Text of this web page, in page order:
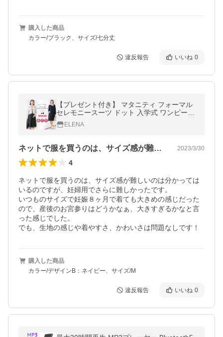
購入した商品
カラー/ブラック、サイズ/七分丈
違反報告 いいね 0
【プレゼント付き】 マタニティ フォーマル
セレモニースーツ ドット 入学式 ワンピース
ママスーツ 洗える 産前 産後 臨月 授乳口 試
着チケット対象 爆買
ELENA
ネットで服を買うのは、サイズ感が難しい… 2023/3/30
4
ネットで服を買うのは、サイズ感が難しいのは分かっては
いるのですが、妊婦用でさらに難しかったです。
いつものサイズで妊娠８ヶ月で着ても大きめの感じだった
ので、産後のお宮参りはどうかなぁ、大きすぎるかなと言
った感じでした。
でも、生地の感じや着やすさ、かわいさは問題なしです！
購入した商品
カラー/デザインB：ネイビー、サイズ/M
違反報告 いいね 0